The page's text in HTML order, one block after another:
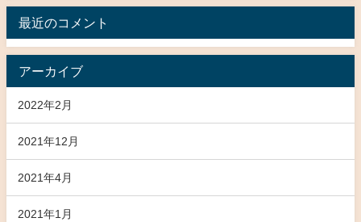
最近のコメント
アーカイブ
2022年2月
2021年12月
2021年4月
2021年1月